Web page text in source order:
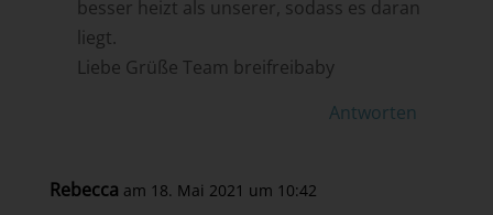
besser heizt als unserer, sodass es daran
liegt.
Liebe Grüße Team breifreibaby
Antworten
Rebecca am 18. Mai 2021 um 10:42